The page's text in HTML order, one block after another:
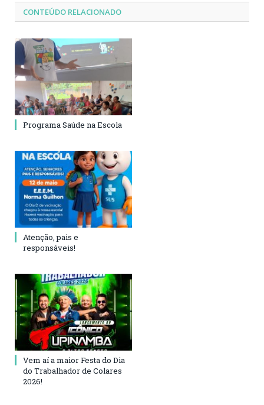
CONTEÚDO RELACIONADO
Programa Saúde na Escola
Atenção, pais e
responsáveis!
Vem aí a maior Festa do Dia
do Trabalhador de Colares
2026!